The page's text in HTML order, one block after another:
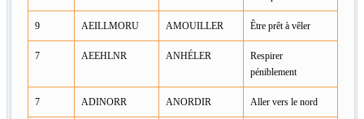
9 AEILLMORU AMOUILLER Être prêt à vêler
7 AEEHLNR ANHÉLER
Respirer
péniblement
7 ADINORR ANORDIR Aller vers le nord